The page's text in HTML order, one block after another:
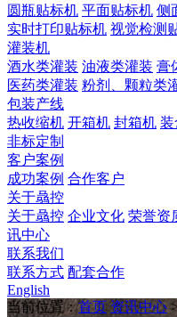
圆瓶贴标机 平面贴标机 侧
实时打印贴标机 视觉检测
灌装机
酒水类灌装 油液类灌装 膏
医药类灌装 粉剂、颗粒类
包装产线
热收缩机 开箱机 封箱机 装
非标定制
客户案例
成功案例 合作客户
关于骉控
关于骉控 企业文化 荣誉资
讯中心
联系我们
联系方式 配套合作
English
当前位置：首页 资讯中心